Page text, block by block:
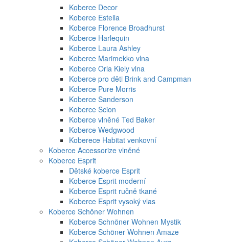
Koberce Decor
Koberce Estella
Koberce Florence Broadhurst
Koberce Harlequin
Koberce Laura Ashley
Koberce Marimekko vlna
Koberce Orla Kiely vlna
Koberce pro děti Brink and Campman
Koberce Pure Morris
Koberce Sanderson
Koberce Scion
Koberce vlněné Ted Baker
Koberce Wedgwood
Koberece Habitat venkovní
Koberce Accessorize vlněné
Koberce Esprit
Dětské koberce Esprit
Koberce Esprit moderní
Koberce Esprit ručně tkané
Koberce Esprit vysoký vlas
Koberce Schöner Wohnen
Koberce Schnöner Wohnen Mystik
Koberce Schöner Wohnen Amaze